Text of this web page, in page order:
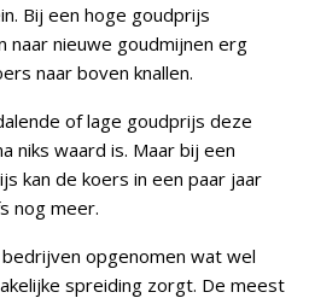
Bij een hoge goudprijs
naar nieuwe goudmijnen erg
naar boven knallen.
of lage goudprijs deze
niks waard is. Maar bij een
kan de koers in een paar jaar
nog meer.
opgenomen wat wel
spreiding zorgt. De meest